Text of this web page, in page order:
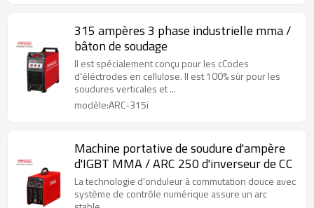
315 ampères 3 phase industrielle mma /
bâton de soudage
Il est spécialement conçu pour les cCodes
d'éléctrodes en cellulose. Il est 100% sûr pour les
soudures verticales et ...
modèle:ARC-315i
Machine portative de soudure d'ampère
d'IGBT MMA / ARC 250 d'inverseur de CC
La technologie d'onduleur à commutation douce avec
système de contrôle numérique assure un arc